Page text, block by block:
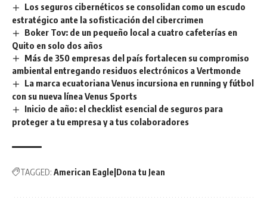
Los seguros cibernéticos se consolidan como un escudo
estratégico ante la sofisticación del cibercrimen
Boker Tov: de un pequeño local a cuatro cafeterías en
Quito en solo dos años
Más de 350 empresas del país fortalecen su compromiso
ambiental entregando residuos electrónicos a Vertmonde
La marca ecuatoriana Venus incursiona en running y fútbol
con su nueva línea Venus Sports
Inicio de año: el checklist esencial de seguros para
proteger a tu empresa y a tus colaboradores
TAGGED: American Eagle|Dona tu Jean